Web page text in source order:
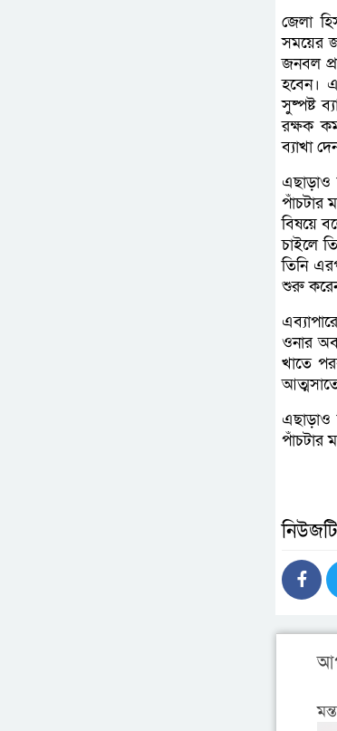
জেলা
সময়ের
জনবল
হবেন।
সুষ্পষ্ট
রক্ষক
ব্যাখা
পাঁচটার
বিষয়ে
চাইলে
তিনি
শুরু
ওনার
খাতে
পাঁচটার